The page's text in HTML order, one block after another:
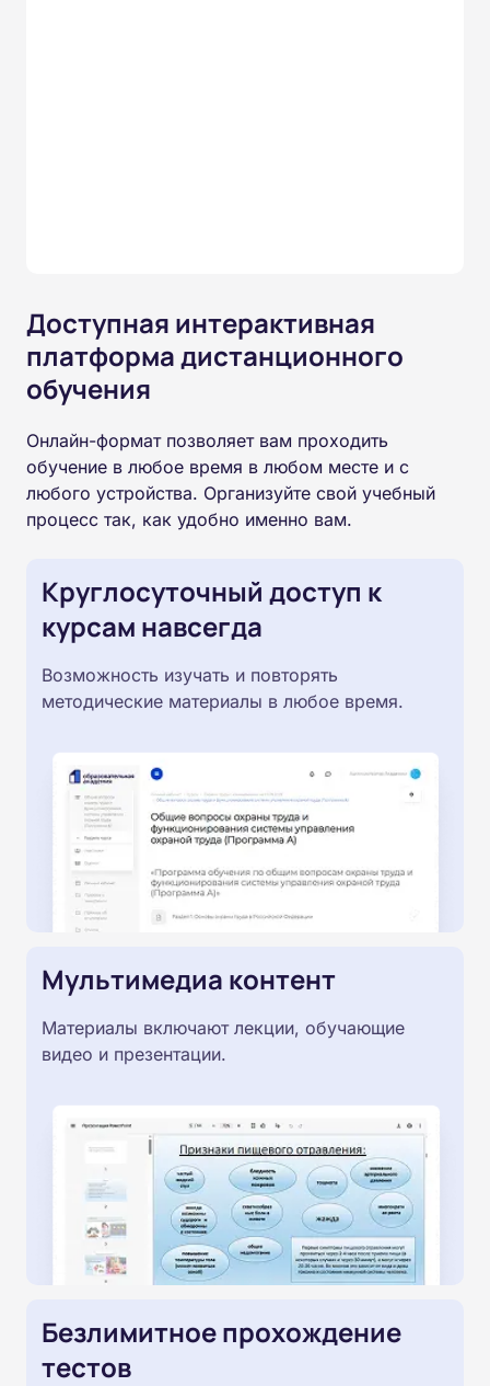
Доступная интерактивная
платформа дистанционного
обучения
Онлайн-формат позволяет вам проходить
обучение в любое время в любом месте и с
любого устройства. Организуйте свой учебный
процесс так, как удобно именно вам.
Круглосуточный доступ к
курсам навсегда
Возможность изучать и повторять
методические материалы в любое время.
Мультимедиа контент
Материалы включают лекции, обучающие
видео и презентации.
Безлимитное прохождение
тестов